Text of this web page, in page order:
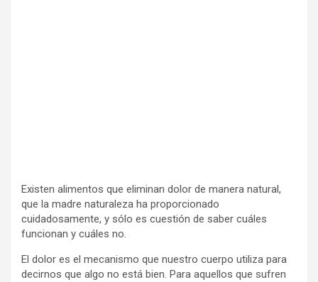
Existen alimentos que eliminan dolor de manera natural,
que la madre naturaleza ha proporcionado
cuidadosamente, y sólo es cuestión de saber cuáles
funcionan y cuáles no.
El dolor es el mecanismo que nuestro cuerpo utiliza para
decirnos que algo no está bien. Para aquellos que sufren